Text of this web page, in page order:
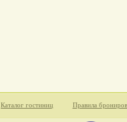
Каталог гостиниц Правила